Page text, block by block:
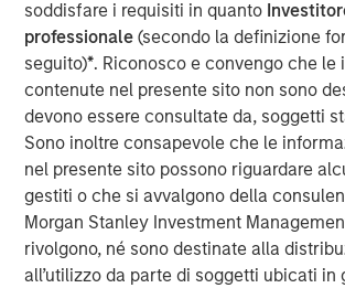
soddisfare i requisiti in quanto
professionale(secondo la definizione
seguito)*. Riconosco e convengo che le
contenute nel presente sito non sono
devono essere consultate da, soggetti
Sono inoltre consapevole che le
nel presente sito possono riguardare
gestiti o che si avvalgono della
Morgan Stanley Investment
rivolgono, né sono destinate alla
all’utilizzo da parte di soggetti ubicati in
Star serves metropolitan areas in
St. Louis, Springfield, St. Joseph and
(Wichita, Kansas City, Topeka and
Oklahoma (Oklahoma City). Southern
supplies from major producing regions,
Hugoton, Anadarko and Rocky Mountain
system has 23 interconnections with
interstate and intrastate pipelines,
to source from additional producing
San Juan and Permian basins.